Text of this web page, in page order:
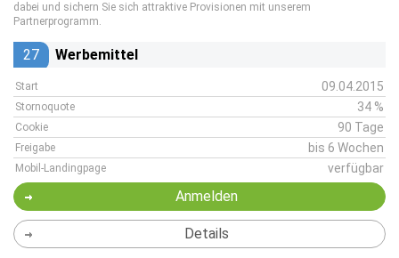
dabei und sichern Sie sich attraktive Provisionen mit unserem
Partnerprogramm.
27 Werbemittel
Start 09.04.2015
Stornoquote 34 %
Cookie 90 Tage
Freigabe bis 6 Wochen
Mobil-Landingpage verfügbar
Anmelden
Details